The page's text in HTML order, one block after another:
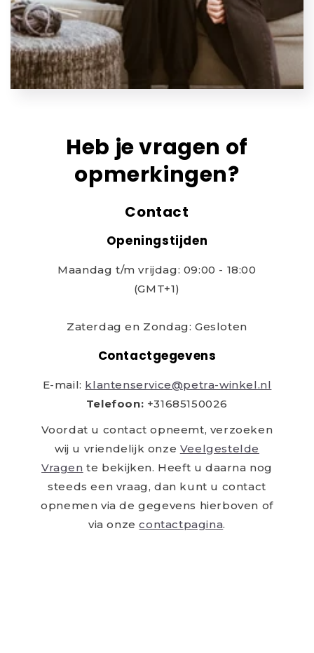
Heb je vragen of
opmerkingen?
Contact
Openingstijden
Maandag t/m vrijdag: 09:00 - 18:00
(GMT+1)
Zaterdag en Zondag: Gesloten
Contactgegevens
E-mail: klantenservice@petra-winkel.nl
Telefoon: +31685150026
Voordat u contact opneemt, verzoeken
wij u vriendelijk onze Veelgestelde
Vragen te bekijken. Heeft u daarna nog
steeds een vraag, dan kunt u contact
opnemen via de gegevens hierboven of
via onzecontactpagina.